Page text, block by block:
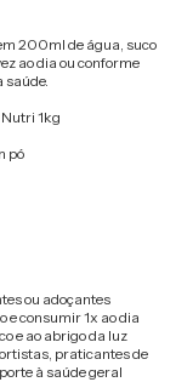
200ml de água, suco
ao dia ou conforme
saúde.
1kg
pó
ou adoçantes
e consumir 1x ao dia
e ao abrigo da luz
praticantes de
à saúde geral